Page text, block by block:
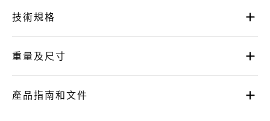
技術規格
重量及尺寸
產品指南和文件